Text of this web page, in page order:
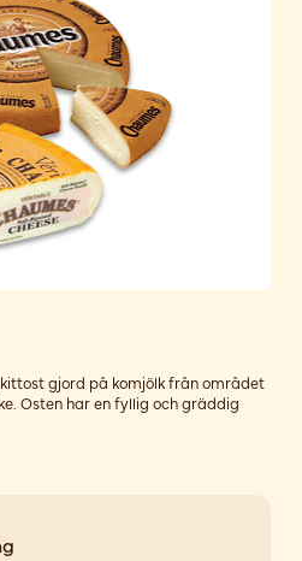
gjord på komjölk från området
Osten har en fyllig och gräddig